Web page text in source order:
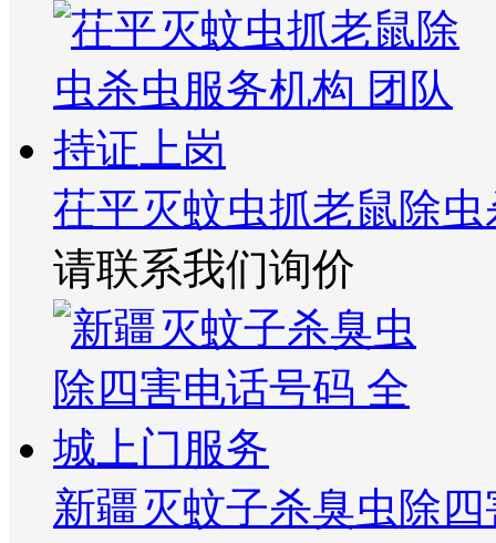
茌平灭蚊虫抓老鼠除
请联系我们询价
新疆灭蚊子杀臭虫除